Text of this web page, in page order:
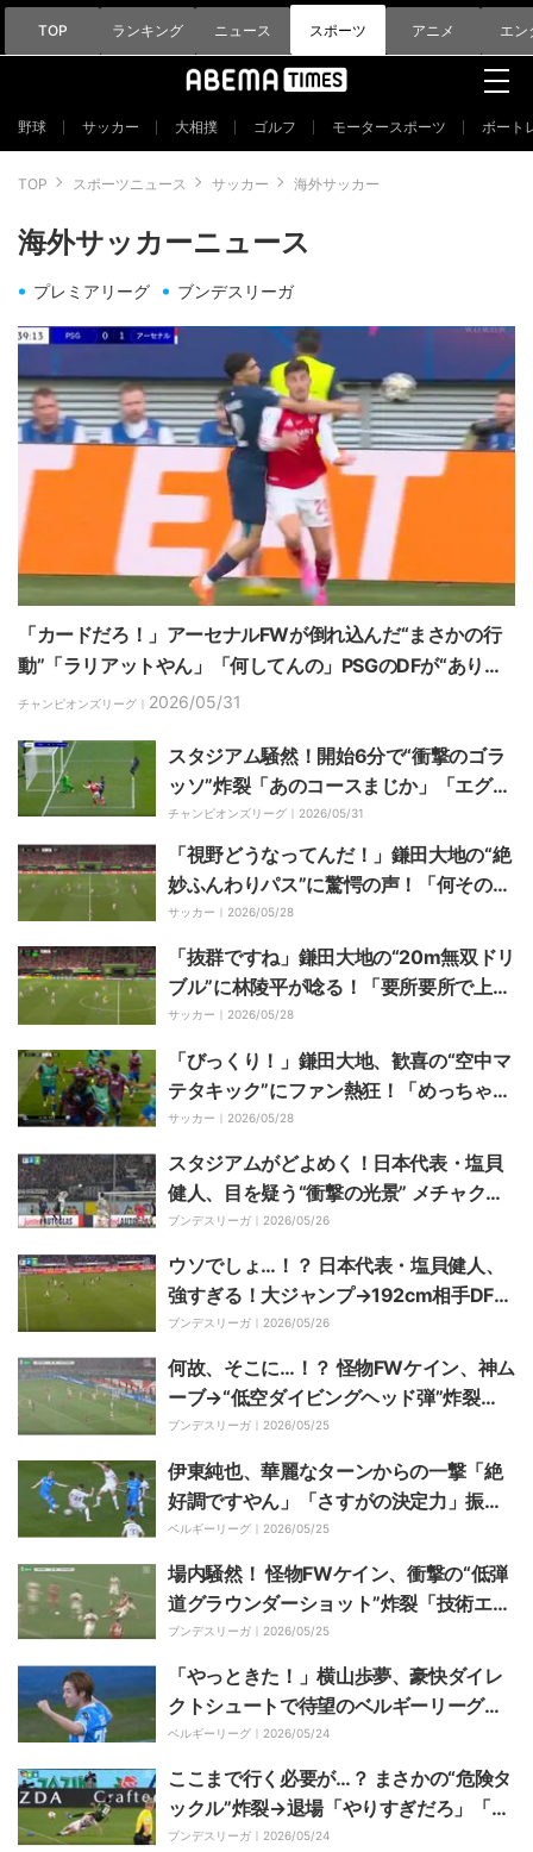
TOP ランキング ニュース スポーツ アニメ エン
野球 サッカー 大相撲 ゴルフ モータースポーツ ボート
TOP スポーツニュース サッカー 海外サッカー
海外サッカーニュース
プレミアリーグ ブンデスリーガ
「カードだろ！」アーセナルFWが倒れ込んだ“まさかの行
動”「ラリアットやん」「何してんの」PSGのDFが“ありえ
ないプレー”…大ブーイングの嵐
チャンピオンズリーグ｜ 2026/05/31
スタジアム騒然！開始6分で“衝撃のゴラ
ッソ”炸裂「あのコースまじか」「エグい
のきた」アーセナルFWハヴァーツ、相手
GKの肩越し→ニアハイをぶち抜く“強烈
シュート”
チャンピオンズリーグ｜ 2026/05/31
「視野どうなってんだ！」鎌田大地の“絶
妙ふんわりパス”に驚愕の声！「何そのパ
ス」「すごい」ECL決勝で魅せた瞬間
サッカー｜ 2026/05/28
「抜群ですね」鎌田大地の“20m無双ドリ
ブル”に林陵平が唸る！「要所要所で上手
すぎる」「余裕あるな」ファンも心酔
サッカー｜ 2026/05/28
「びっくり！」鎌田大地、歓喜の“空中マ
テタキック”にファン熱狂！「めっちゃ笑
顔」「真似た」クリスタル・パレスが欧
州初制覇
サッカー｜ 2026/05/28
スタジアムがどよめく！日本代表・塩貝
健人、目を疑う“衝撃の光景” メチャクチ
ャ打点高い… 超人的ジャンプ→“豪快ヘッ
ド”炸裂
ブンデスリーガ｜ 2026/05/26
ウソでしょ…！？ 日本代表・塩貝健人、
強すぎる！大ジャンプ→192cm相手DFを
吹っ飛ばす… 競り合いで“圧倒的フィジカ
ル”炸裂
ブンデスリーガ｜ 2026/05/26
何故、そこに…！？ 怪物FWケイン、神ム
ーブ→“低空ダイビングヘッド弾”炸裂
「一瞬で決まった」相手DFが呆然→意表
をつく動き出し
ブンデスリーガ｜ 2026/05/25
伊東純也、華麗なターンからの一撃「絶
好調ですやん」「さすがの決定力」振り
向きざまのゴールが上手すぎると話題
ベルギーリーグ｜ 2026/05/25
場内騒然！ 怪物FWケイン、衝撃の“低弾
道グラウンダーショット”炸裂「技術エグ
すぎる」超絶ターン→フィニッシュ… 相
手DFの心を折る一撃
ブンデスリーガ｜ 2026/05/25
「やっときた！」横山歩夢、豪快ダイレ
クトシュートで待望のベルギーリーグ初
ゴール「力も抜けている」「冷静によく
決めました」
ベルギーリーグ｜ 2026/05/24
ここまで行く必要が…？ まさかの“危険タ
ックル”炸裂→退場「やりすぎだろ」「デ
ススラやん」わずか2分…試合終盤のラフ
ブンデスリーガ｜ 2026/05/24